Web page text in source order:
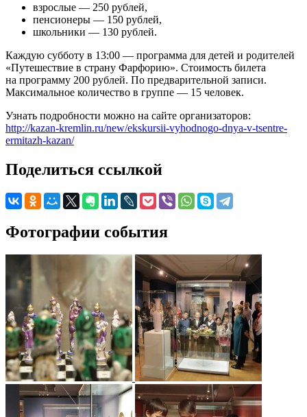
взрослые — 250 рублей,
пенсионеры — 150 рублей,
школьники — 130 рублей.
Каждую субботу в 13:00 — программа для детей и родителей
«Путешествие в страну Фарфорию». Стоимость билета
на программу 200 рублей. По предварительной записи.
Максимальное количество в группе — 15 человек.
Узнать подробности можно на сайте организаторов:
http://kazan-kremlin.ru/new/ekskursii-vyhodnogo-dnya-v-tsentre-
ermitazh-kazan/
Поделиться ссылкой
Фотографии события